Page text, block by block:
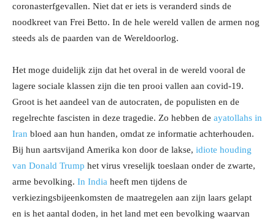
coronasterfgevallen. Niet dat er iets is veranderd sinds de
noodkreet van Frei Betto. In de hele wereld vallen de armen nog
steeds als de paarden van de Wereldoorlog.
Het moge duidelijk zijn dat het overal in de wereld vooral de
lagere sociale klassen zijn die ten prooi vallen aan covid-19.
Groot is het aandeel van de autocraten, de populisten en de
regelrechte fascisten in deze tragedie. Zo hebben de ayatollahs in
Iran bloed aan hun handen, omdat ze informatie achterhouden.
Bij hun aartsvijand Amerika kon door de lakse, idiote houding
van Donald Trump het virus vreselijk toeslaan onder de zwarte,
arme bevolking. In India heeft men tijdens de
verkiezingsbijeenkomsten de maatregelen aan zijn laars gelapt
en is het aantal doden, in het land met een bevolking waarvan